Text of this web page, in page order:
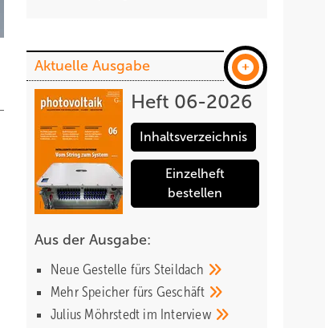
Aktuelle Ausgabe
Heft 06-2026
Inhaltsverzeichnis
Einzelheft
bestellen
Aus der Ausgabe:
Neue Gestelle fürs Steildach
Mehr Speicher fürs Geschäft
Julius Möhrstedt im Interview